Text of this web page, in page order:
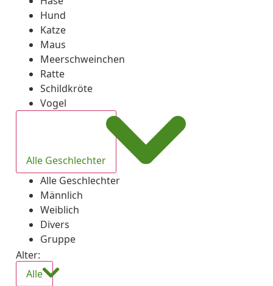
Hund
Katze
Maus
Meerschweinchen
Ratte
Schildkröte
Vogel
Alle Geschlechter
Alle Geschlechter
Männlich
Weiblich
Divers
Gruppe
Alter:
Alle